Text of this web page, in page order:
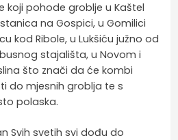
koji pohode groblje u Kaštel
na Gospici, u Gomilici
kod Ribole, u Lukšiću južno od
stajališta, u Novom i
što znači da će kombi
do mjesnih groblja te s
polaska.
Svih svetih svi dođu do